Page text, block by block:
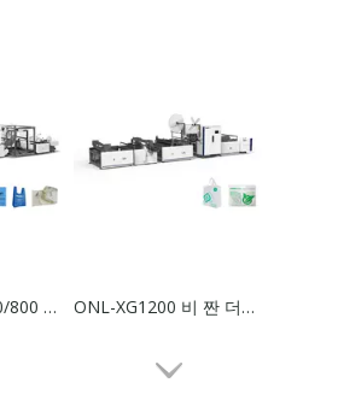
Oyang 15 XB 700/800 부직포 5 in 1 가방 만들기 기계(핸들 포함) 온라인 ONL-XG1200 비 짠 더블 사이드 스티칭 재봉 및 절단기